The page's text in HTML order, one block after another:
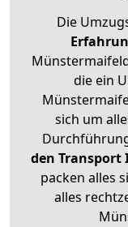
Die
die ein
sich um
den Transport
packen alles
alles